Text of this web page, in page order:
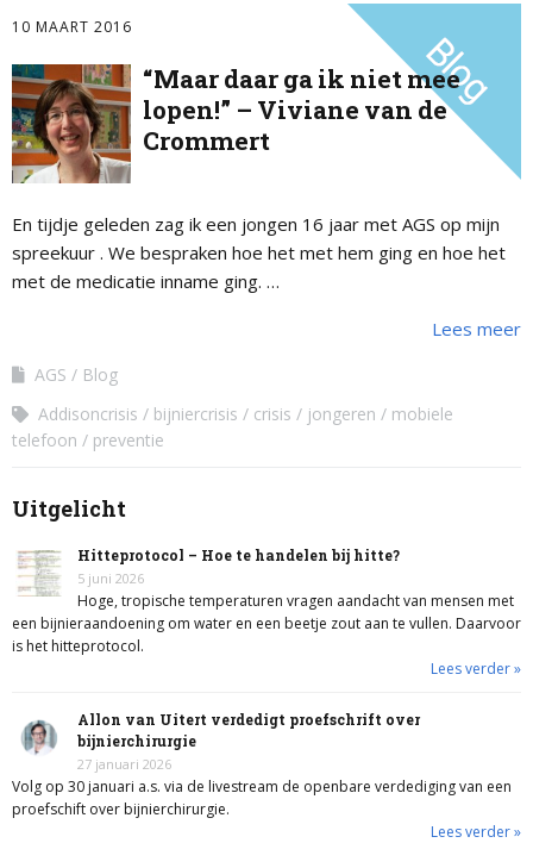
10 MAART 2016
“Maar daar ga ik niet mee
lopen!” – Viviane van de
Crommert
En tijdje geleden zag ik een jongen 16 jaar met AGS op mijn
spreekuur . We bespraken hoe het met hem ging en hoe het
met de medicatie inname ging. …
Lees meer
AGS
Blog
Addisoncrisis
bijniercrisis crisis jongeren
mobiele
telefoon
preventie
Uitgelicht
Hitteprotocol – Hoe te handelen bij hitte?
5 juni 2026
Hoge, tropische temperaturen vragen aandacht van mensen met
een bijnieraandoening om water en een beetje zout aan te vullen. Daarvoor
is het hitteprotocol.
Lees verder »
Allon van Uitert verdedigt proefschrift over
bijnierchirurgie
27 januari 2026
Volg op 30 januari a.s. via de livestream de openbare verdediging van een
proefschift over bijnierchirurgie.
Lees verder »